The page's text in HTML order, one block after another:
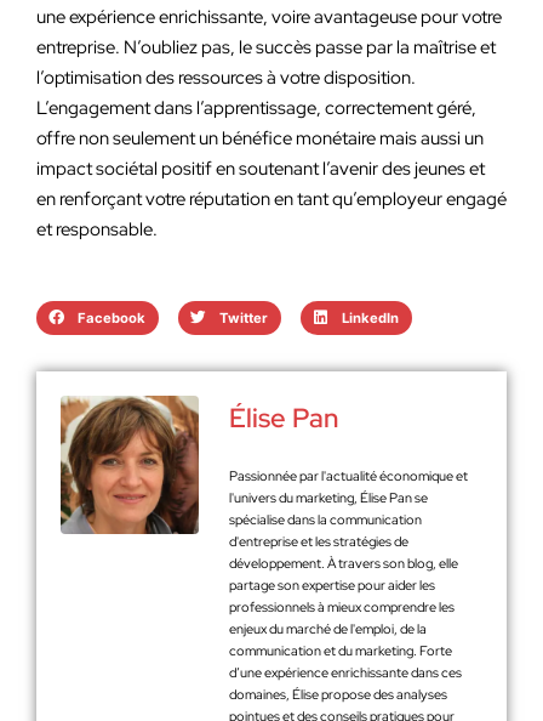
une expérience enrichissante, voire avantageuse pour votre
entreprise. N’oubliez pas, le succès passe par la maîtrise et
l’optimisation des ressources à votre disposition.
L’engagement dans l’apprentissage, correctement géré,
offre non seulement un bénéfice monétaire mais aussi un
impact sociétal positif en soutenant l’avenir des jeunes et
en renforçant votre réputation en tant qu’employeur engagé
et responsable.
Facebook Twitter LinkedIn
Élise Pan
Passionnée par l'actualité économique et
l'univers du marketing, Élise Pan se
spécialise dans la communication
d'entreprise et les stratégies de
développement. À travers son blog, elle
partage son expertise pour aider les
professionnels à mieux comprendre les
enjeux du marché de l'emploi, de la
communication et du marketing. Forte
d’une expérience enrichissante dans ces
domaines, Élise propose des analyses
pointues et des conseils pratiques pour